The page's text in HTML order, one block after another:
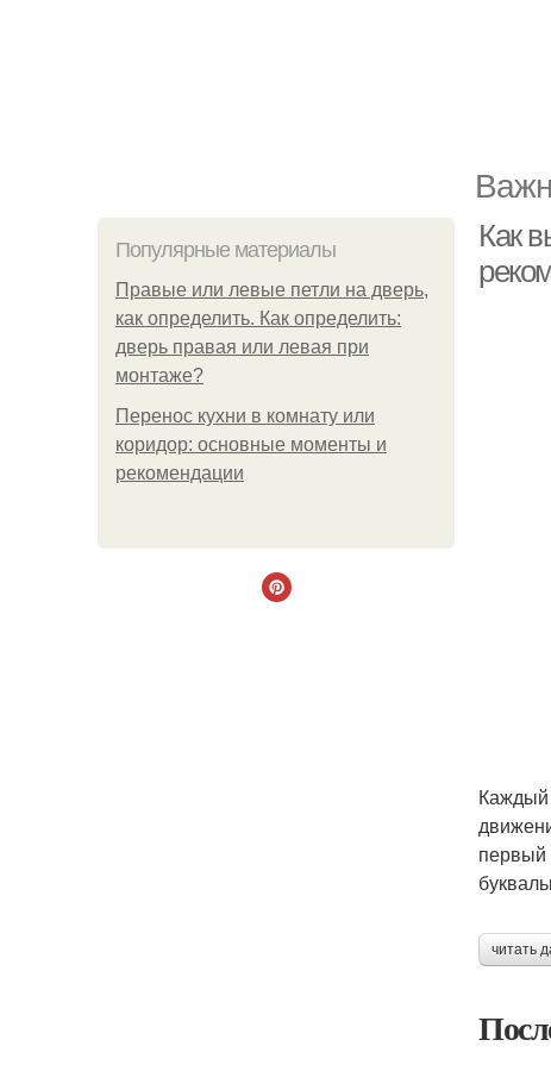
Популярные материалы
Правые или левые петли на дверь,
как определить. Как определить:
дверь правая или левая при
монтаже?
Перенос кухни в комнату или
коридор: основные моменты и
рекомендации
Как
Каждый
первый
читать